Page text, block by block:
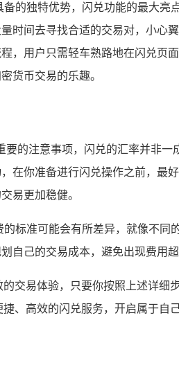
的独特优势，闪兑功能的最大
时间去寻找合适的交易对，小心
，用户只需轻车熟路地在闪兑
货币交易的乐趣。
的注意事项，闪兑的汇率并非
在你准备进行闪兑操作之前，最
易更加稳健。
标准可能会有所差异，就像不
自己的交易成本，避免出现费用超
交易体验，只要你按照上述详
、高效的闪兑服务，开启属于自